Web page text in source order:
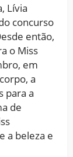
Lívia
concurso
então,
o Miss
em
a
para a
de
a beleza e